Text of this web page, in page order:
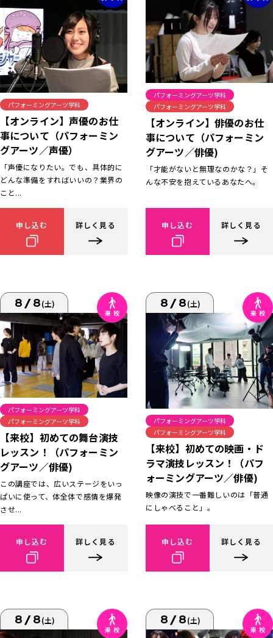
パフォーミングアーツ学科
【オンライン】声優のお仕
事について（パフォーミン
グアーツ／声優）
「声優になりたい。でも、具体的に
どんな準備をすればいいの？業界の
こと...
申し込む 詳しく見る
パフォーミングアーツ学科
パフォーミングアーツ学科
【オンライン】俳優のお仕
事について（パフォーミン
グアーツ／俳優)
「才能がないと無理なのかな？」そ
んな不安を抱えているあなたへ。
申し込む 詳しく見る
8/8(土)
パフォーミングアーツ学科
パフォーミングアーツ学科
【来校】初めての舞台演技
レッスン！（パフォーミン
グアーツ／俳優)
この講座では、広いステージをいっ
ぱいに使って、体全体で感情を爆発
させ...
申し込む 詳しく見る
8/8(土)
パフォーミングアーツ学科
パフォーミングアーツ学科
【来校】初めての映画・ド
ラマ演技レッスン！（パフ
ォーミングアーツ／俳優)
映像の演技で一番難しいのは「普通
にしゃべること」。
申し込む 詳しく見る
8/8(土) 8/8(土)